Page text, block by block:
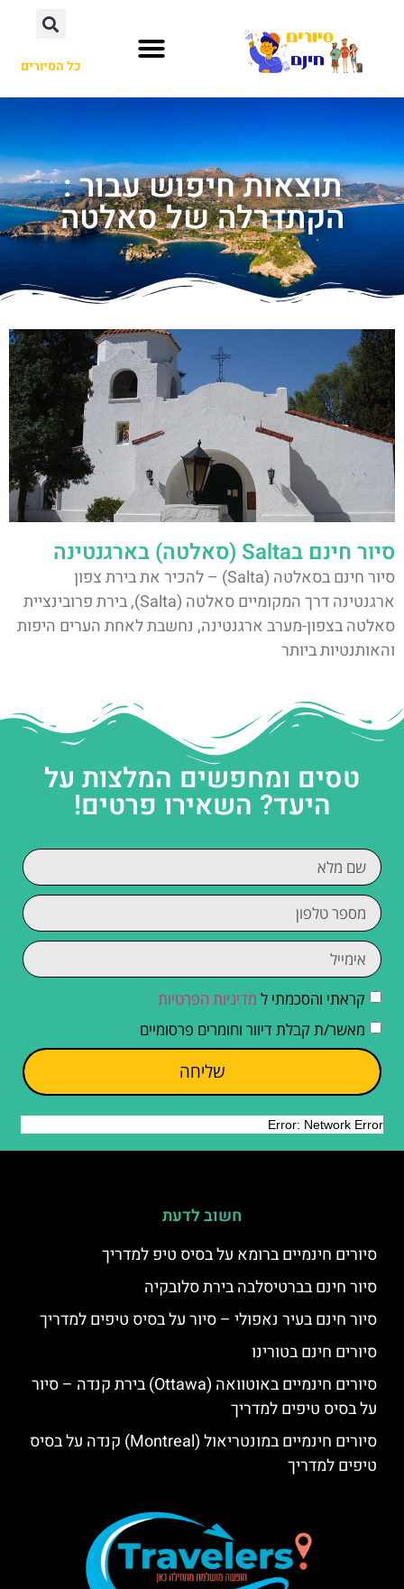
כל הסיורים
תוצאות חיפוש עבור :
הקתדרלה של סאלטה
סיור חינם בSalta (סאלטה) בארגנטינה
סיור חינם בסאלטה (Salta) – להכיר את בירת צפון
ארגנטינה דרך המקומיים סאלטה (Salta), בירת פרובינציית
סאלטה בצפון-מערב ארגנטינה, נחשבת לאחת הערים היפות
והאותנטיות ביותר
טסים ומחפשים המלצות על
היעד? השאירו פרטים!
קראתי והסכמתי ל מדיניות הפרטיות
מאשר/ת קבלת דיוור וחומרים פרסומיים
שליחה
חשוב לדעת
סיורים חינמיים ברומא על בסיס טיפ למדריך
סיור חינם בברטיסלבה בירת סלובקיה
סיור חינם בעיר נאפולי – סיור על בסיס טיפים למדריך
סיורים חינם בטורינו
סיורים חינמיים באוטוואה (Ottawa) בירת קנדה – סיור
על בסיס טיפים למדריך
סיורים חינמיים במונטריאול (Montreal) קנדה על בסיס
טיפים למדריך